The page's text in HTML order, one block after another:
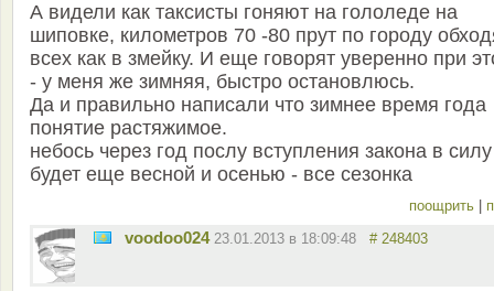
А видели как таксисты гоняют на гололеде на
шиповке, километров 70 -80 прут по городу
всех как в змейку. И еще говорят уверенно при
- у меня же зимняя, быстро остановлюсь.
Да и правильно написали что зимнее время года
понятие растяжимое.
небось через год послу вступления закона в силу
будет еще весной и осенью - все сезонка
поощрить
voodoo024 23.01.2013 в 18:09:48 # 248403